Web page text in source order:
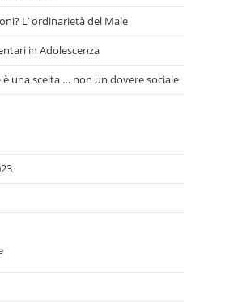
L’ ordinarietà del Male
in Adolescenza
è una scelta … non un dovere sociale